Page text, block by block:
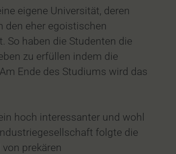
eigene Universität, deren
den eher egoistischen
So haben die Studenten die
zu erfüllen indem die
Ende des Studiums wird das
hoch interessanter und wohl
folgte die
prekären